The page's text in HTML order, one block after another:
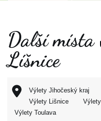
Další
Líšnice
Výlety Jihočeský kraj
Výlety Lišnice
Výlety Toulava